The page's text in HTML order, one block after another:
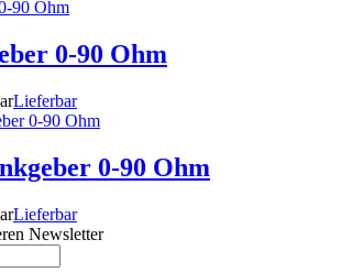
0-90 Ohm
Lieferbar
0-90 Ohm
Lieferbar
Newsletter